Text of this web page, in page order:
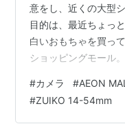
意をし、近くの大型
目的は、最近ちょっ
白いおもちゃを買っ
ショッピングモール
たちはほぼ１年前、
った兄妹なのです。
#カメラ #AEON
#ZUIKO 14-54mm